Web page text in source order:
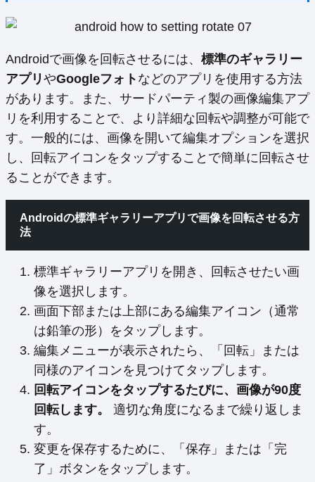
Androidで画像を回転させるには、 標準のギャラリー
アプリ やGoogleフォト などのアプリを使用する方法
があります。また、サードパーティ製の画像編集アプ
リを利用することで、より詳細な回転や調整が可能で
す。一般的には、画像を開いて編集オプションを選択
し、回転アイコンをタップすることで簡単に回転させ
ることができます。
Androidの標準ギャラリーアプリで画像を回転させる方
法
標準ギャラリーアプリを開き、回転させたい画
像を選択します。
画面下部または上部にある編集アイコン（通常
は鉛筆の形）をタップします。
編集メニューが表示されたら、「回転」または
同様のアイコンを見つけてタップします。
回転アイコンをタップするたびに、画像が90度
回転します。
適切な角度になるまで繰り返しま
す。
変更を保存するために、「保存」または「完
了」ボタンをタップします。